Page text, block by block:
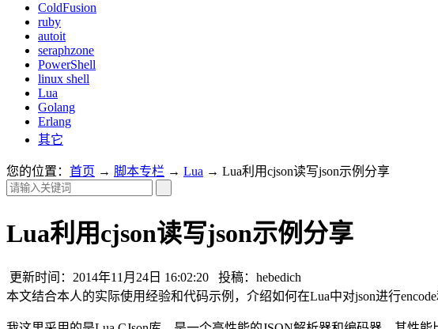
ColdFusion
ruby
autoit
seraphzone
PowerShell
linux shell
Lua
Golang
Erlang
其它
您的位置： 首页 → 脚本专栏 → Lua → Lua利用cjson读写json示例分享
Lua利用cjson读写json示例分享
更新时间：2014年11月24日 16:02:20 投稿：hebedich
本文结合本人的实际使用经验和代码示例，介绍如何在Lua中对json进行